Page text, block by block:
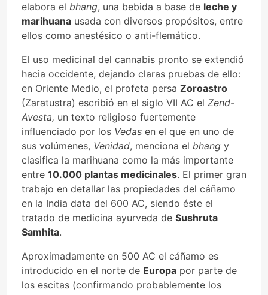
elabora el bhang, una bebida a base de leche y
marihuana usada con diversos propósitos, entre
ellos como anestésico o anti-flemático.
El uso medicinal del cannabis pronto se extendió
hacia occidente, dejando claras pruebas de ello:
en Oriente Medio, el profeta persa Zoroastro
(Zaratustra) escribió en el siglo VII AC el Zend-
Avesta, un texto religioso fuertemente
influenciado por los Vedas en el que en uno de
sus volúmenes, Venidad, menciona el bhang y
clasifica la marihuana como la más importante
entre 10.000 plantas medicinales. El primer gran
trabajo en detallar las propiedades del cáñamo
en la India data del 600 AC, siendo éste el
tratado de medicina ayurveda de Sushruta
Samhita.
Aproximadamente en 500 AC el cáñamo es
introducido en el norte de Europa por parte de
los escitas (confirmando probablemente los